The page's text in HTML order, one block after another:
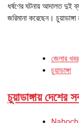
ধর্ষণের ঘটনায় আদালত দুই
জরিমানা করেছেন। চুয়াডাঙ্গা
জেলার খবর
চুয়াডাঙ্গা
চুয়াডাঙ্গায় দেশের